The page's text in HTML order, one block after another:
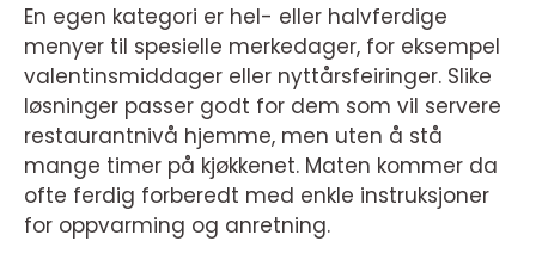
En egen kategori er hel- eller halvferdige
menyer til spesielle merkedager, for eksempel
valentinsmiddager eller nyttårsfeiringer. Slike
løsninger passer godt for dem som vil servere
restaurantnivå hjemme, men uten å stå
mange timer på kjøkkenet. Maten kommer da
ofte ferdig forberedt med enkle instruksjoner
for oppvarming og anretning.